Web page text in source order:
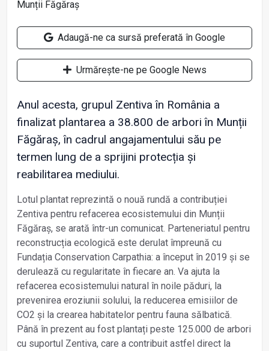
Adaugă-ne ca sursă preferată în Google
Urmărește-ne pe Google News
Anul acesta, grupul Zentiva în România a
finalizat plantarea a 38.800 de arbori în Munții
Făgăraș, în cadrul angajamentului său pe
termen lung de a sprijini protecția și
reabilitarea mediului.
Lotul plantat reprezintă o nouă rundă a contribuției
Zentiva pentru refacerea ecosistemului din Munții
Făgăraș, se arată într-un comunicat. Parteneriatul pentru
reconstrucția ecologică este derulat împreună cu
Fundația Conservation Carpathia: a început în 2019 și se
derulează cu regularitate în fiecare an. Va ajuta la
refacerea ecosistemului natural în noile păduri, la
prevenirea eroziunii solului, la reducerea emisiilor de
CO2 și la crearea habitatelor pentru fauna sălbatică.
Până în prezent au fost plantați peste 125.000 de arbori
cu suportul Zentiva, care a contribuit astfel direct la